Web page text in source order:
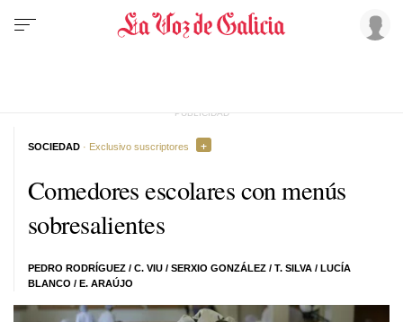
Comedores escolares con menús
sobresalientes
PEDRO RODRÍGUEZ / C. VIU / SERXIO GONZÁLEZ / T. SILVA / LUCÍA
BLANCO / E. ARAÚJO
SOCIEDAD · Exclusivo suscriptores